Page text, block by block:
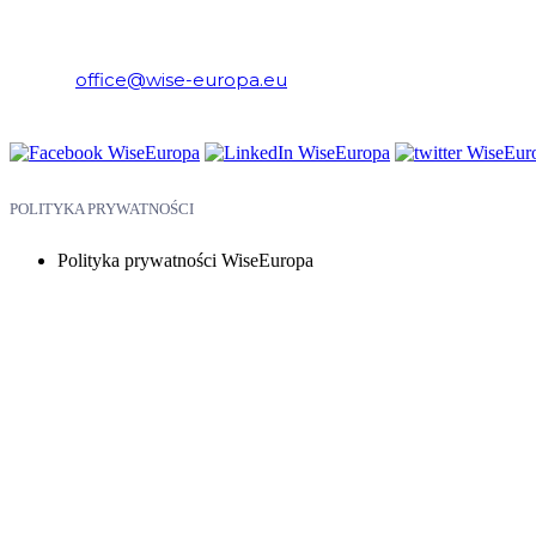
office@wise-europa.eu
POLITYKA PRYWATNOŚCI
Polityka prywatności WiseEuropa